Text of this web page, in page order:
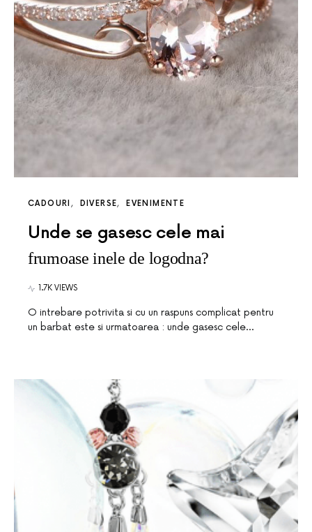
CADOURI DIVERSE EVENIMENTE
Unde se gasesc cele mai
frumoase inele de logodna?
1.7K VIEWS
O intrebare potrivita si cu un raspuns complicat pentru
un barbat este si urmatoarea : unde gasesc cele…